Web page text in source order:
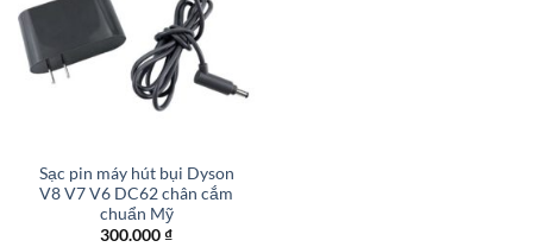
Sạc pin máy hút bụi Dyson
V8 V7 V6 DC62 chân cắm
chuẩn Mỹ
300.000₫